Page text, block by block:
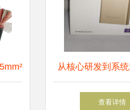
从核心研发到系
先机硬件科技的
查看详情